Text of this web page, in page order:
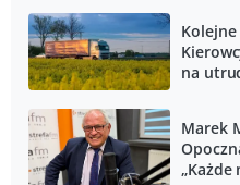
na
Marek